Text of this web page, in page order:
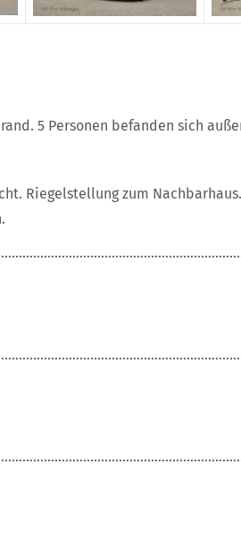
5 Personen befanden sich
Riegelstellung zum